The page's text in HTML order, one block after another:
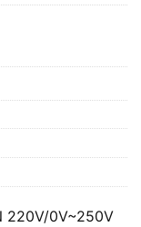
220V/0V~250V